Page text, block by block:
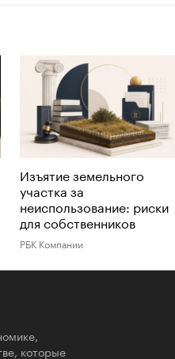
Изъятие земельного
участка за
неиспользование: риски
для собственников
РБК Компании
которые